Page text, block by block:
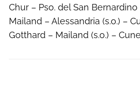
Chur – Pso. del San
Mailand – Alessandria (s.o.) –
Gotthard – Mailand (s.o.) –